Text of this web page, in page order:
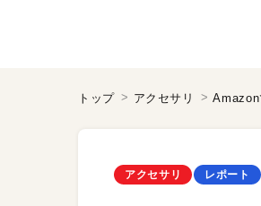
トップ アクセサリ
アクセサリ レポート